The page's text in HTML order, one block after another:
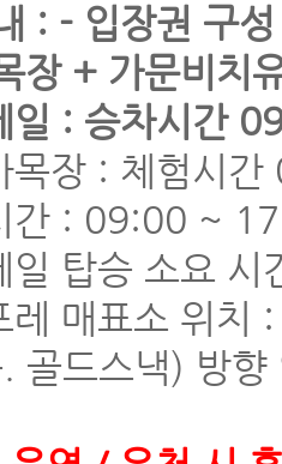
: - 입장권 구
장 + 가문비치
일 : 승차시간
목장 : 체험시
간 : 09:00 ~
일 탑승 소요
레 매표소 위치
골드스낵) 방